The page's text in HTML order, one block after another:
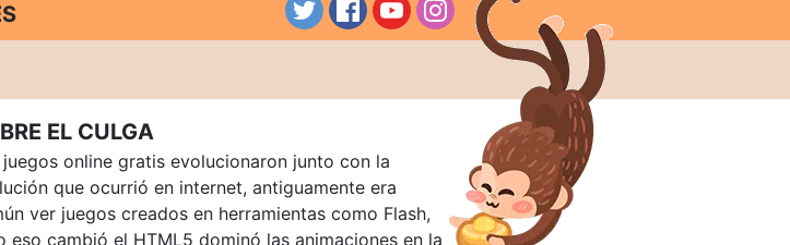
EL CULGA
juegos online gratis evolucionaron junto con la
que ocurrió en internet, antiguamente era
ver juegos creados en herramientas como Flash,
eso cambió el HTML5 dominó las animaciones en la